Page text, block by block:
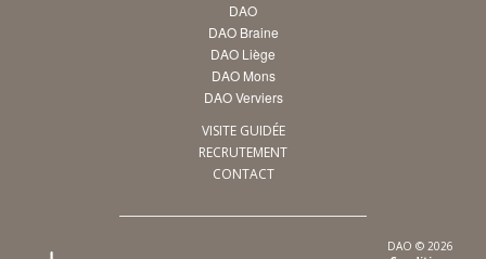
DAO
DAO Braine
DAO Liège
DAO Mons
DAO Verviers
VISITE GUIDÉE
RECRUTEMENT
CONTACT
DAO © 2026